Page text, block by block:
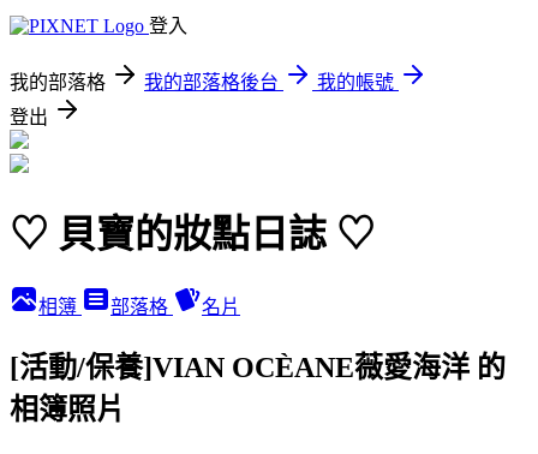
登入
我的部落格 我的部落格後台
我的帳號
登出
♡ 貝寶的妝點日誌 ♡
相簿 部落格 名片
[活動/保養]VIAN OCÈANE薇愛海洋 的
相簿照片